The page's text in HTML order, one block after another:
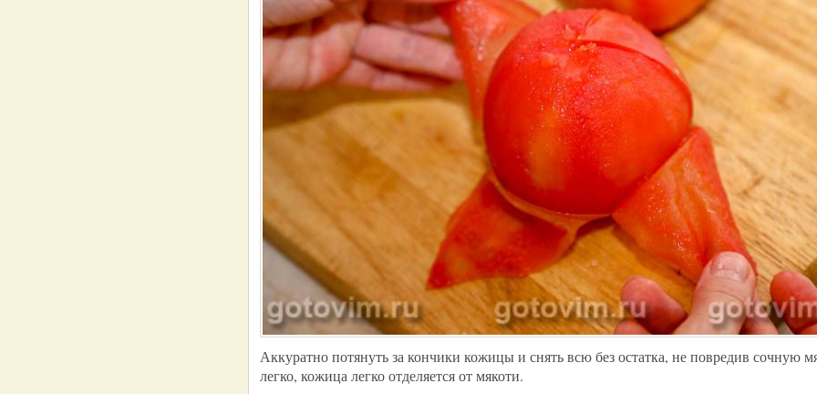
Аккуратно потянуть за кончики кожицы и снять всю без остатка, не повредив сочную
легко, кожица легко отделяется от мякоти.